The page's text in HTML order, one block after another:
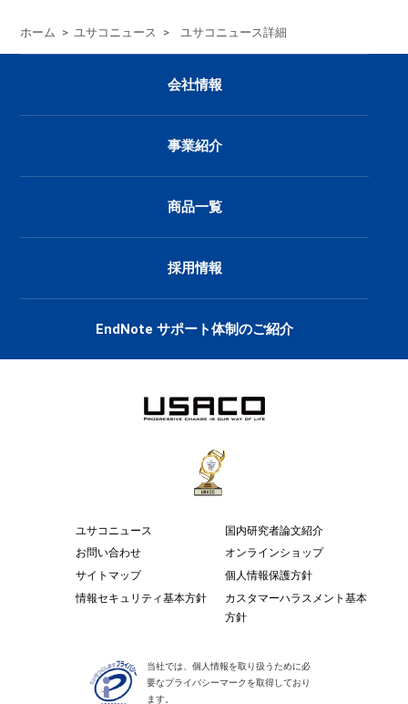
ホーム > ユサコニュース > ユサコニュース詳細
会社情報
事業紹介
商品一覧
採用情報
EndNote サポート体制のご紹介
ユサコニュース
国内研究者論文紹介
お問い合わせ
オンラインショップ
サイトマップ
個人情報保護方針
情報セキュリティ基本方針
カスタマーハラスメント基本
方針
当社では、個人情報を取り扱うために必
要なプライバシーマークを取得しており
ます。